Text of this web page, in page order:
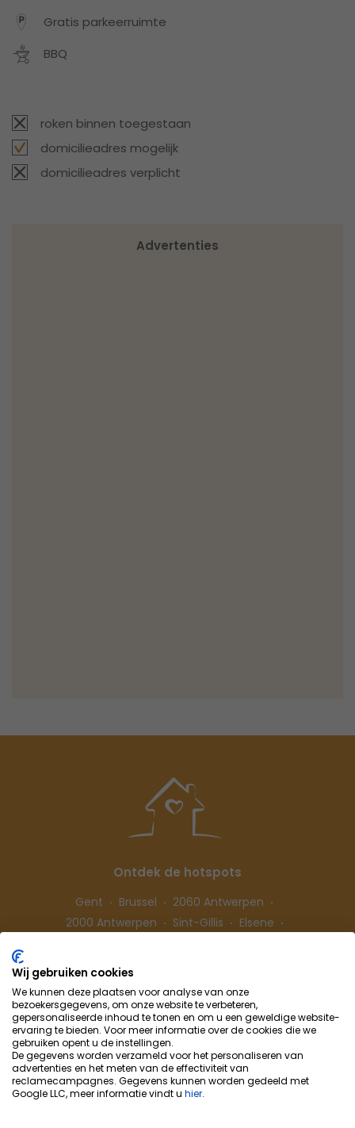
Gratis parkeerruimte
BBQ
roken binnen toegestaan
domicilieadres mogelijk
domicilieadres verplicht
Advertenties
Ontdek de hotspots
Gent Brussel
2060 Antwerpen
2000 Antwerpen
Sint-Gillis
Elsene
Volg ons
Wij gebruiken cookies
We kunnen deze plaatsen voor analyse van onze
bezoekersgegevens, om onze website te verbeteren,
gepersonaliseerde inhoud te tonen en om u een geweldige website-
ervaring te bieden. Voor meer informatie over de cookies die we
gebruiken opent u de instellingen.
De gegevens worden verzameld voor het personaliseren van
advertenties en het meten van de effectiviteit van
reclamecampagnes. Gegevens kunnen worden gedeeld met
Google LLC, meer informatie vindt u hier.